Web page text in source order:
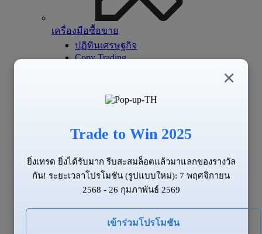
เครื่องมือซื้อขาย
ปฏิทินเศรษฐกิจ
Copy Trading
ข้อมูลของตลาด
ข่าวสาร
×
Trade to Win 2025
ยิ่งเทรด ยิ่งได้รับมาก รีบสะสมล็อตแล้วมาแลกของรางวัล
กัน! ระยะเวลาโปรโมชัน (รูปแบบใหม่): 7 พฤศจิกายน
2568 - 26 กุมภาพันธ์ 2569
เข้าร่วมโปรโมชัน